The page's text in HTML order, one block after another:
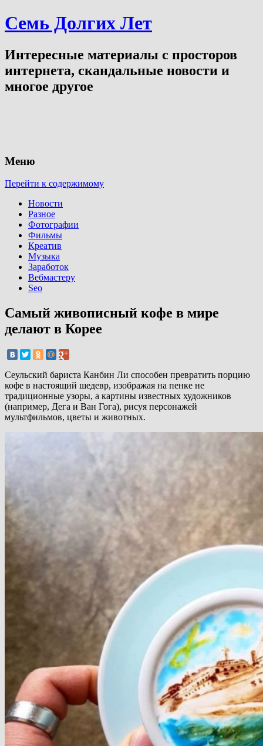
Семь Долгих Лет
Интересные материалы с просторов
интернета, скандальные новости и
многое другое
Меню
Перейти к содержимому
Новости
Разное
Фотографии
Фильмы
Креатив
Музыка
Заработок
Вебмастеру
Seo
Самый живописный кофе в мире
делают в Корее
Сеульский бариста Канбин Ли способен превратить порцию
кофе в настоящий шедевр, изображая на пенке не
традиционные узоры, а картины известных художников
(например, Дега и Ван Гога), рисуя персонажей
мультфильмов, цветы и животных.